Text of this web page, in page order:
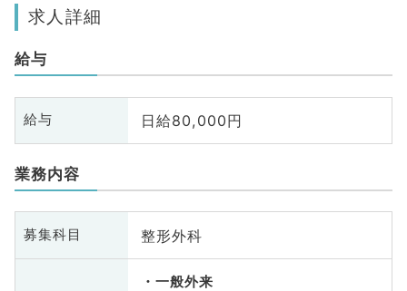
求人詳細
給与
給与 日給80,000円
業務内容
募集科目 整形外科
一般外来